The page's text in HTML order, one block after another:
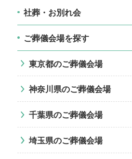
社葬・お別れ会
ご葬儀会場を探す
東京都のご葬儀会場
神奈川県のご葬儀会場
千葉県のご葬儀会場
埼玉県のご葬儀会場